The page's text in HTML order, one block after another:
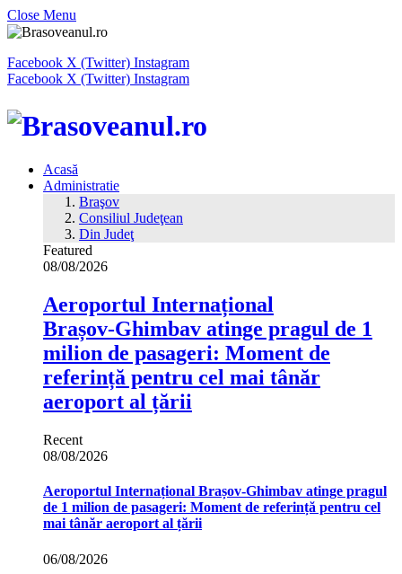
Close Menu
Facebook X (Twitter) Instagram
Facebook X (Twitter) Instagram
Acasă
Administratie
Braşov
Consiliul Judeţean
Din Judeţ
Featured
08/08/2026
Aeroportul Internațional
Brașov‑Ghimbav atinge pragul de 1
milion de pasageri: Moment de
referință pentru cel mai tânăr
aeroport al țării
Recent
08/08/2026
Aeroportul Internațional Brașov‑Ghimbav atinge pragul
de 1 milion de pasageri: Moment de referință pentru cel
mai tânăr aeroport al țării
06/08/2026